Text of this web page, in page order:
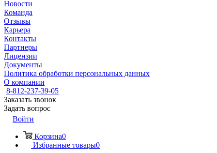
Новости
Команда
Отзывы
Карьера
Контакты
Партнеры
Лицензии
Документы
Политика обработки персональных данных
О компании
8-812-237-39-05
Заказать звонок
Задать вопрос
Войти
Корзина0
Избранные товары0